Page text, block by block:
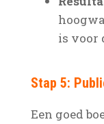
is voor
Stap 5:
Een goed